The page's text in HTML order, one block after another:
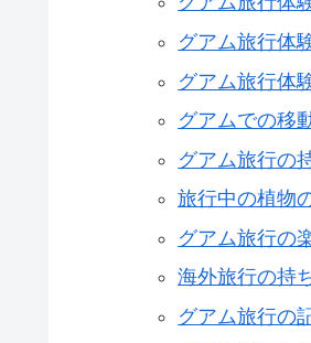
グアム旅行体
グアム旅行体
グアムでの移
グアム旅行の
旅行中の植物
グアム旅行の
海外旅行の持
グアム旅行の